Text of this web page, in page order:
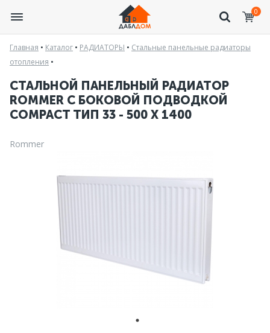
0
Главная • Каталог • РАДИАТОРЫ • Стальные панельные радиаторы
отопления •
СТАЛЬНОЙ ПАНЕЛЬНЫЙ РАДИАТОР
ROMMER С БОКОВОЙ ПОДВОДКОЙ
COMPACT ТИП 33 - 500 X 1400
Rommer